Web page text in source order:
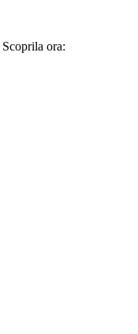
Scoprila ora: